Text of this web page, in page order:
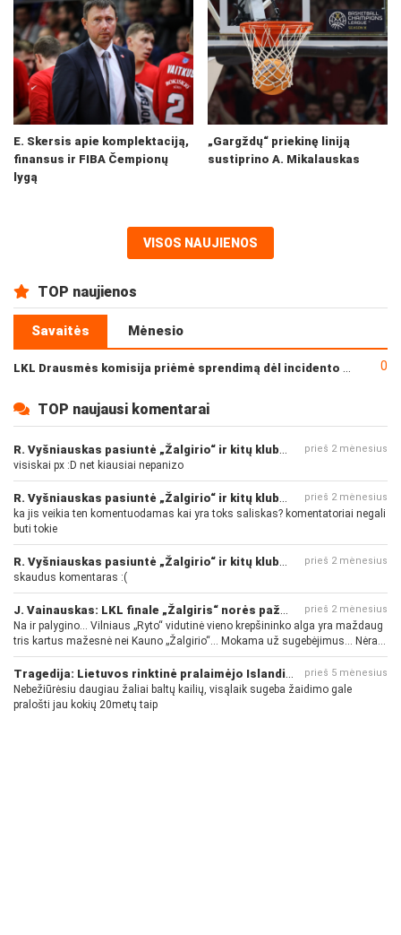
E. Skersis apie komplektaciją,
finansus ir FIBA Čempionų
lygą
„Gargždų“ priekinę liniją
sustiprino A. Mikalauskas
VISOS NAUJIENOS
TOP naujienos
Savaitės Mėnesio
0
TOP naujausi komentarai
prieš 2 mėnesius
visiskai px :D net kiausiai nepanizo
prieš 2 mėnesius
ka jis veikia ten komentuodamas kai yra toks saliskas? komentatoriai negali
buti tokie
prieš 2 mėnesius
skaudus komentaras :(
prieš 2 mėnesius
Na ir palygino... Vilniaus „Ryto“ vidutinė vieno krepšininko alga yra maždaug
tris kartus mažesnė nei Kauno „Žalgirio“... Mokama už sugebėjimus... Nėra
pinigų - nėra gerų žaidėjų...
prieš 5 mėnesius
Nebežiūrėsiu daugiau žaliai baltų kailių, visąlaik sugeba žaidimo gale
pralošti jau kokių 20metų taip